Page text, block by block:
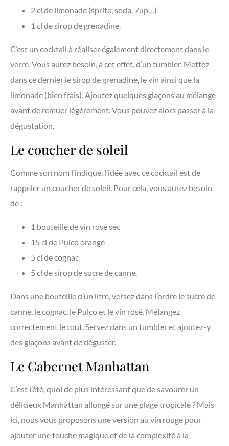
2 cl de limonade (sprite, soda, 7up…)
1 cl de sirop de grenadine.
C’est un cocktail à réaliser également directement dans le
verre. Vous aurez besoin, à cet effet, d’un tumbler. Mettez
dans ce dernier le sirop de grenadine, le vin ainsi que la
limonade (bien frais). Ajoutez quelques glaçons au mélange
avant de remuer légèrement. Vous pouvez alors passer à la
dégustation.
Le coucher de soleil
Comme son nom l’indique, l’idée avec ce cocktail est de
rappeler un coucher de soleil. Pour cela, vous aurez besoin
de :
1 bouteille de vin rosé sec
15 cl de Pulco orange
5 cl de cognac
5 cl de sirop de sucre de canne.
Dans une bouteille d’un litre, versez dans l’ordre le sucre de
canne, le cognac, le Pulco et le vin rosé. Mélangez
correctement le tout. Servez dans un tumbler et ajoutez-y
des glaçons avant de déguster.
Le Cabernet Manhattan
C’est l’été, quoi de plus intéressant que de savourer un
délicieux Manhattan allongé sur une plage tropicale ? Mais
ici, nous vous proposons une version au vin rouge pour
ajouter une touche magique et de la complexité à la